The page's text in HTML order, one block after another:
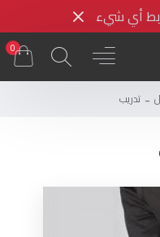
ربط أي شيء
0
تدريب